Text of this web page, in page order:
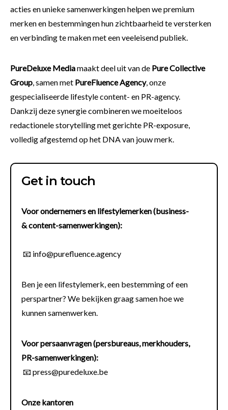
acties en unieke samenwerkingen helpen we premium
merken en bestemmingen hun zichtbaarheid te versterken
en verbinding te maken met een veeleisend publiek.
PureDeluxe Mediamaakt deel uit van de Pure Collective
Group, samen met PureFluence Agency, onze
gespecialiseerde lifestyle content- en PR-agency.
Dankzij deze synergie combineren we moeiteloos
redactionele storytelling met gerichte PR-exposure,
volledig afgestemd op het DNA van jouw merk.
Get in touch
Voor ondernemers en lifestylemerken (business-
& content-samenwerkingen):
📧 info@purefluence.agency
Ben je een lifestylemerk, een bestemming of een
perspartner? We bekijken graag samen hoe we
kunnen samenwerken.
Voor persaanvragen (persbureaus, merkhouders,
PR-samenwerkingen):
📧 press@puredeluxe.be
Onze kantoren